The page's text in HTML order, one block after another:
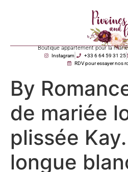
Boutique appartement pour la
Instagram +33 6 64 59 31 25
RDV pour essayer nos
By
de mariée
plissée
longue